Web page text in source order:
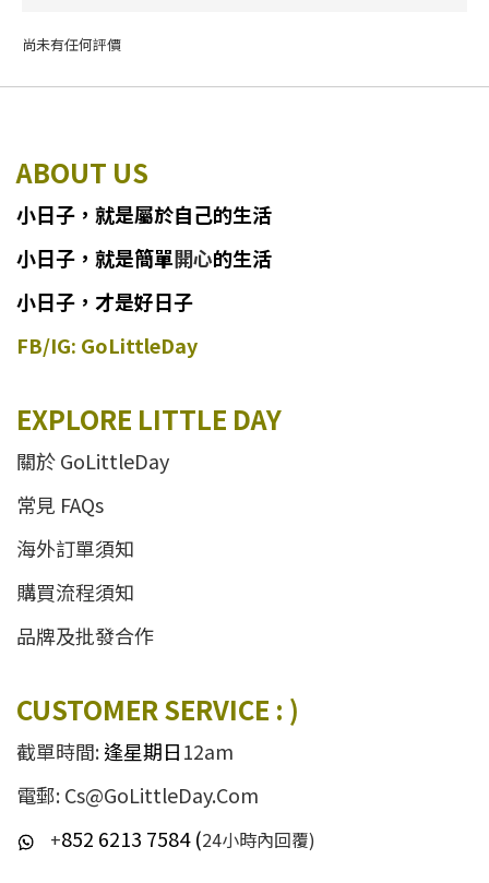
尚未有任何評價
ABOUT US
小日子 ， 就是屬於自己的生活
小日子 ， 就是簡單開心的生活
小日子，才是好日子
FB/IG: GoLittleDay
EXPLORE LITTLE DAY
關於 GoLittleDay
常見 FAQs
海外訂單須知
購買流程須知
品牌及批發合作
CUSTOMER SERVICE : )
截單時間:逢星期日12am
電郵: Cs@GoLittleDay.Com
+852 6213 7584 (24小時內回覆)